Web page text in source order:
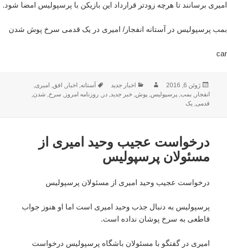
امیری برسانند تا هرچه زودتر قرارداد این بازیکن با پرسپولیس امضا شود.
بمب پرسپولیس در آستانه انفجار/ امیری در یک قدمی سرخ پوش شدن
car
ارسال
شده
در
ژوئن 6, 2016 نویسندهدسته‌ها
اخبار جدید برچسب‌ها
آستانه, اخبار, افق, امیری,
انفجار,بمب,پرسپولیس,پوش,خبر جدید,در, روزنامه امروز, سرخ, شدن,
قدمی,یک
درخواست عجیب وحید امیری از
مسئولان پرسپولیس
درخواست عجیب وحید امیری از مسئولان پرسپولیس
پرسپولیس به دنبال جذب وحید امیری است اما او هنوز جواب
قاطعی به سرخ پوشان نداده است.
امیری در گفتگو با مسئولان باشگاه پرسپولیس درخواست